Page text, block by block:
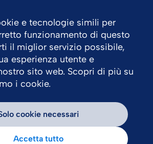
e tecnologie simili per
funzionamento di questo
il miglior servizio possibile,
esperienza utente e
sito web. Scopri di più su
i cookie.
cookie necessari
Accetta tutto